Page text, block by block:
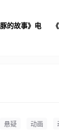
豚的故事》电
悬疑 动画